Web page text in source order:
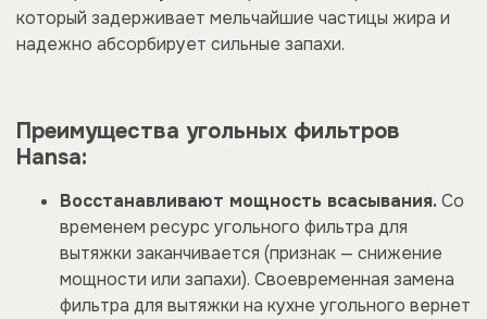
который задерживает мельчайшие частицы жира и
надежно абсорбирует сильные запахи.
Преимущества угольных фильтров
Hansa:
Восстанавливают мощность всасывания.Со
временем ресурс угольного фильтра для
вытяжки заканчивается (признак — снижение
мощности или запахи). Своевременная замена
фильтра для вытяжки на кухне угольного вернет